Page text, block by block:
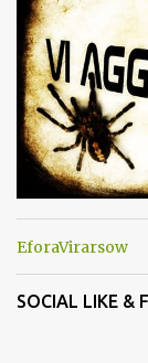
i
EforaVirarsow
SOCIAL LIKE &